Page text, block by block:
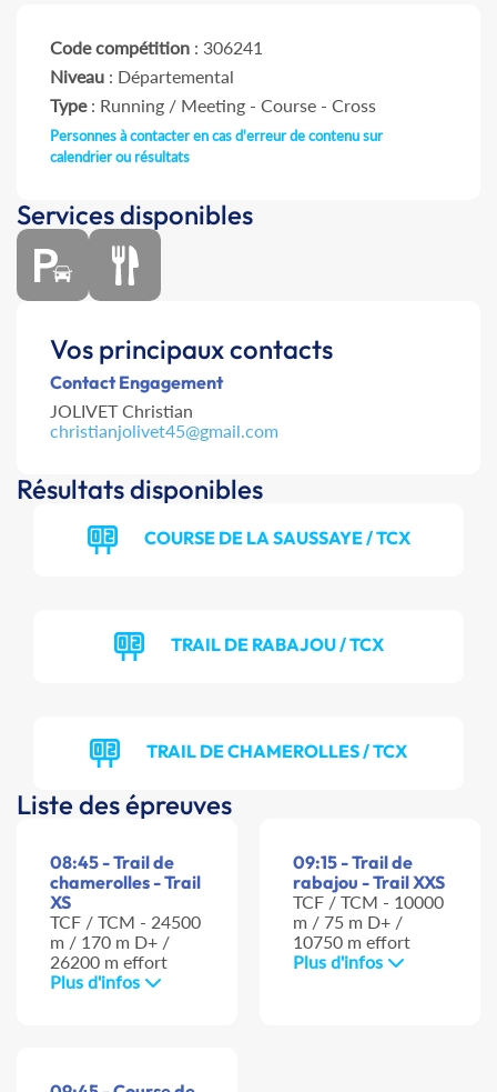
Code compétition : 306241
Niveau : Départemental
Type: Running / Meeting - Course - Cross
Personnes à contacter en cas d'erreur de contenu sur
calendrier ou résultats
Services disponibles
Vos principaux contacts
Contact Engagement
JOLIVET Christian
christianjolivet45@gmail.com
Résultats disponibles
COURSE DE LA SAUSSAYE / TCX
TRAIL DE RABAJOU / TCX
TRAIL DE CHAMEROLLES / TCX
Liste des épreuves
08:45 - Trail de
chamerolles - Trail
XS
TCF / TCM - 24500
m / 170 m D+ /
26200 m effort
Plus d'infos
09:15 - Trail de
rabajou - Trail XXS
TCF / TCM - 10000
m / 75 m D+ /
10750 m effort
Plus d'infos